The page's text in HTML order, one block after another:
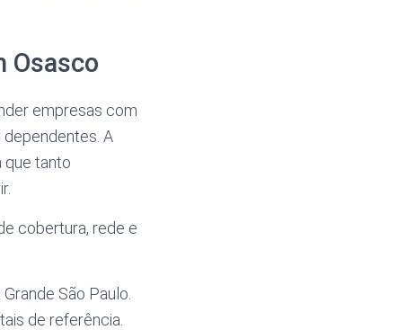
Osasco
empresas com
A
que tanto
cobertura, rede e
São Paulo.
de referência.